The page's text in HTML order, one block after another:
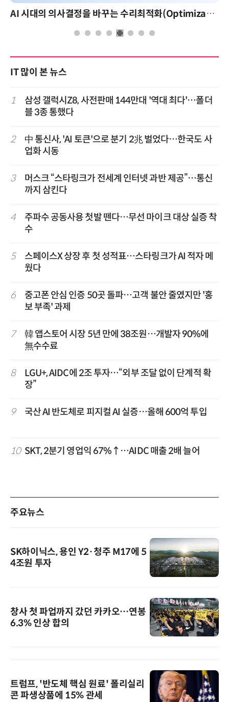
AI 시대의 의사결정을 바꾸는 수리최적화(Optimization): 실제 산업 적용 사례와 활용 전략
IT 많이 본 뉴스
1
삼성 갤럭시Z8, 사전판매 144만대 '역대 최다'…폴더
블 3종 통했다
2
中 통신사, 'AI 토큰'으로 분기 2兆 벌었다…한국도 사
업화 시동
3
머스크 “스타링크가 전세계 인터넷 과반 제공”…통신
까지 삼킨다
4
주파수 공동사용 첫발 뗀다…무선 마이크 대상 실증 착
수
5
스페이스X 상장 후 첫 성적표…스타링크가 AI 적자 메
웠다
6
중고폰 안심 인증 50곳 돌파…고객 불안 줄였지만 '홍
보 부족' 과제
7
韓 앱스토어 시장 5년 만에 38조원…개발자 90%에
無수수료
8
LGU+, AIDC에 2조 투자…“외부 조달 없이 단계적 확
장”
9 국산 AI 반도체로 피지컬 AI 실증…올해 600억 투입
10 SKT, 2분기 영업익 67%↑…AIDC 매출 2배 늘어
주요뉴스
SK하이닉스, 용인 Y2·청주 M17에 5
4조원 투자
창사 첫 파업까지 갔던 카카오…연봉
6.3% 인상 합의
트럼프, '반도체 핵심 원료' 폴리실리
콘 파생상품에 15% 관세